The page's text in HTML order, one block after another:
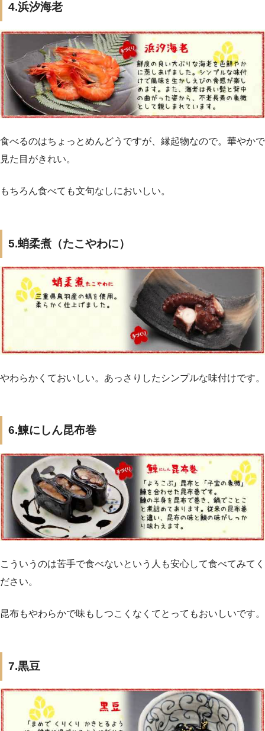
4.浜汐海老
食べるのはちょっとめんどうですが、縁起物なので。華やかで
見た目がきれい。
もちろん食べても文句なしにおいしい。
5.蛸柔煮（たこやわに）
やわらかくておいしい。あっさりしたシンプルな味付けです。
6.鰊にしん昆布巻
こういうのは苦手で食べないという人も安心して食べてみてく
ださい。
昆布もやわらかで味もしつこくなくてとってもおいしいです。
7.黒豆